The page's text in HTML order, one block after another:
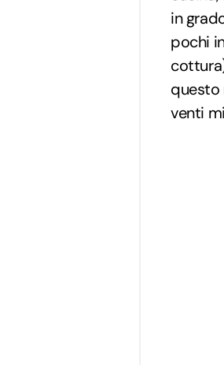
in
pochi
questo
venti